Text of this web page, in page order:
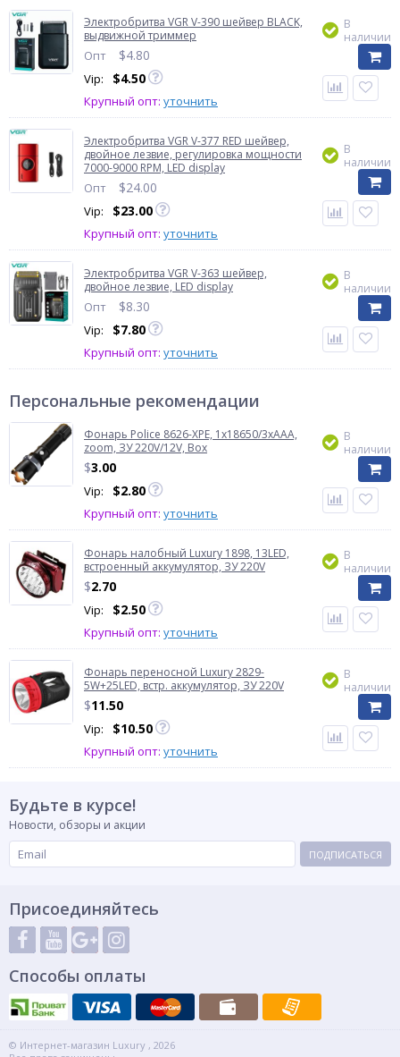
Электробритва VGR V-390 шейвер BLACK,
выдвижной триммер
Опт $4.80
Vip: $4.50
Крупный опт: уточнить
В
наличии
Электробритва VGR V-377 RED шейвер,
двойное лезвие, регулировка мощности
7000-9000 RPM, LED display
Опт $24.00
Vip: $23.00
Крупный опт: уточнить
В
наличии
Электробритва VGR V-363 шейвер,
двойное лезвие, LED display
Опт $8.30
Vip: $7.80
Крупный опт: уточнить
В
наличии
Персональные рекомендации
Фонарь Police 8626-XPE, 1х18650/3xAAA,
zoom, ЗУ 220V/12V, Box
$3.00
Vip: $2.80
Крупный опт: уточнить
В
наличии
Фонарь налобный Luxury 1898, 13LED,
встроенный аккумулятор, ЗУ 220V
$2.70
Vip: $2.50
Крупный опт: уточнить
В
наличии
Фонарь переносной Luxury 2829-
5W+25LED, встр. аккумулятор, ЗУ 220V
$11.50
Vip: $10.50
Крупный опт: уточнить
В
наличии
Будьте в курсе!
Новости, обзоры и акции
ПОДПИСАТЬСЯ
Присоединяйтесь
Способы оплаты
© Интернет-магазин Luxury , 2026